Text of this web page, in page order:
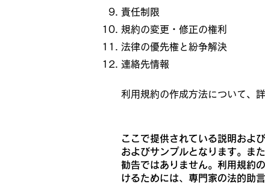
責任制限
規約の変更・修正の権利
法律の優先権と紛争解決
連絡先情報
利用規約の作成方法について、
ここで提供されている説明およ
およびサンプルとなります。ま
勧告ではありません。利用規約
けるためには、専門家の法的助